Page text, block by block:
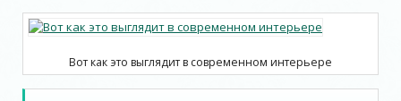
Вот как это выглядит в современном интерьере